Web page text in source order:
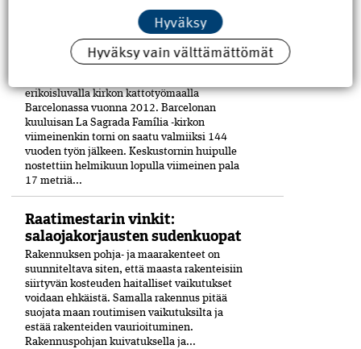
Sagrada Familian tornit
valmistuivat viimein
erikoisluvalla kirkon kattotyömaalla
Barcelonassa vuonna 2012. Barcelonan
kuuluisan La Sagrada Família -kirkon
viimeinenkin torni on saatu valmiiksi­ 144
vuoden työn jälkeen. Keskustornin huipulle
nostettiin helmikuun lopulla viimeinen pala
17 metriä...
Raatimestarin vinkit:
salaojakorjausten sudenkuopat
Rakennuksen pohja- ja maarakenteet on
suunniteltava siten, että maasta rakenteisiin
siirtyvän kosteuden haitalliset vaikutukset
voidaan ehkäistä. Samalla rakennus pitää
suojata maan routimisen vaikutuksilta ja
estää rakenteiden vaurioituminen.
Rakennuspohjan kuivatuksella ja...
Hyväksy
Hyväksy vain välttämättömät